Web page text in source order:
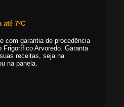
até 7ºC
com garantia de procedência
Arvoredo. Garanta
receitas, seja na
na panela.